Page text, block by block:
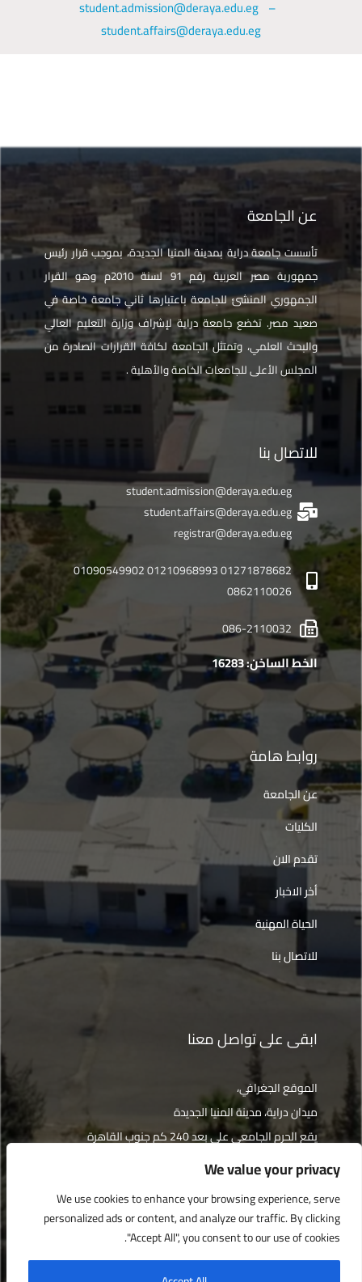
We value your privacy
We use cookies to enhance your browsing experience, serve
personalized ads or content, and analyze our traffic. By clicking
"Accept All", you consent to our use of cookies.
student.admission@deraya.edu.eg –
student.affairs@deraya.edu.eg
عن الجامعة
تأسست جامعة دراية بمدينة المنيا الجديدة، بموجب قرار رئيس
جمهورية مصر العربية رقم 91 لسنة 2010م وهو القرار
الجمهوري المنشئ للجامعة باعتبارها ثاني جامعة خاصة في
صعيد مصر. تخضع جامعة دراية لإشراف وزارة التعليم العالي
والبحث العلمي، وتمتثل الجامعة لكافة القرارات الصادرة من
المجلس الأعلى للجامعات الخاصة والأهلية .
للاتصال بنا
student.admission@deraya.edu.eg
student.affairs@deraya.edu.eg
registrar@deraya.edu.eg
01271878682 01210968993 01090549902
0862110026
086-2110032
الخط الساخن: 16283
روابط هامة
عن الجامعة
الكليات
تقدم الان
أخر الاخبار
الحياة المهنية
للاتصال بنا
ابقى على تواصل معنا
الموقع الجغرافي،
ميدان دراية، مدينة المنيا الجديدة
يقع الحرم الجامعي على بعد 240 كم جنوب القاهرة
الإتجاهات
جميع الحقوق محفوظة © جامعة دراية 2022